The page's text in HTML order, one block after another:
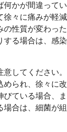
何かが間違ってい
徐々に痛みが軽減
の性質が変わった
する場合は、感染
してください。
められ、徐々に改
ている場合、ま
場合は、細菌が組